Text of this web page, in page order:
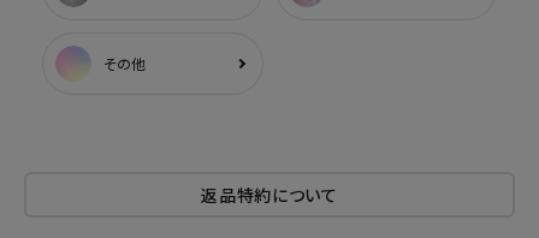
その他
返品特約について